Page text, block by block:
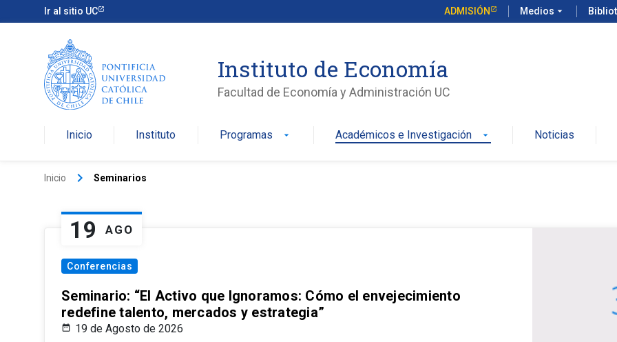
Ir al sitio UC ADMISIÓN Medios arrow_drop_down
Instituto de Economía
Facultad de Economía y Administración UC
Inicio Instituto Programas arrow_drop_down Académicos e Investigación arrow_drop_down Noticias
Inicio keyboard_arrow_right Seminarios
19 AGO
Conferencias
Seminario: “El Activo que Ignoramos: Cómo el envejecimiento
redefine talento, mercados y estrategia”
19 de Agosto de 2026